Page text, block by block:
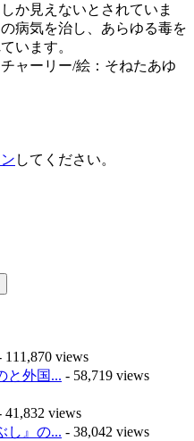
か見えないとされていま
病気を治し、あらゆる毒を
います。
ャーリー/絵：そねたあゆ
してください。
111,870 views
と外国... - 58,719 views
41,832 views
し』の... - 38,042 views